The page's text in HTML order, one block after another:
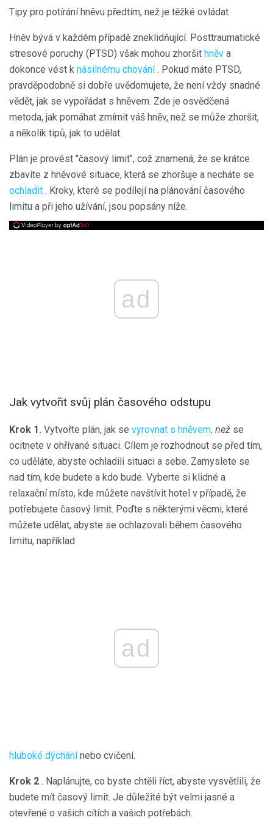
Tipy pro potírání hněvu předtím, než je těžké ovládat
Hněv bývá v každém případě zneklidňující. Posttraumatické
stresové poruchy (PTSD) však mohou zhoršit hněv a
dokonce vést k násilnému chování. Pokud máte PTSD,
pravděpodobně si dobře uvědomujete, že není vždy snadné
vědět, jak se vypořádat s hněvem. Zde je osvědčená
metoda, jak pomáhat zmírnit váš hněv, než se může zhoršit,
a několik tipů, jak to udělat.
Plán je provést "časový limit", což znamená, že se krátce
zbavíte z hněvové situace, která se zhoršuje a necháte se
ochladit . Kroky, které se podílejí na plánování časového
limitu a při jeho užívání, jsou popsány níže.
ad
Jak vytvořit svůj plán časového odstupu
Krok 1. Vytvořte plán, jak se vyrovnat s hněvem, než se
ocitnete v ohřívané situaci. Cílem je rozhodnout se před tím,
co uděláte, abyste ochladili situaci a sebe. Zamyslete se
nad tím, kde budete a kdo bude. Vyberte si klidné a
relaxační místo, kde můžete navštívit hotel v případě, že
potřebujete časový limit. Poďte s některými věcmi, které
můžete udělat, abyste se ochlazovali během časového
limitu, například
ad
hluboké dýchánínebo cvičení.
Krok 2 . Naplánujte, co byste chtěli říct, abyste vysvětlili, že
budete mít časový limit. Je důležité být velmi jasné a
otevřené o vašich cítích a vašich potřebách.